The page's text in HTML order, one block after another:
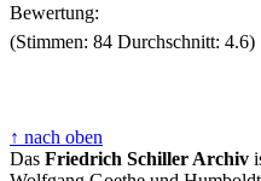
Bewertung:
(Stimmen: 84 Durchschnitt: 4.6)
↑ nach oben
Das Friedrich Schiller Archiv